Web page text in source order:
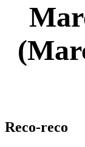
Reco-reco